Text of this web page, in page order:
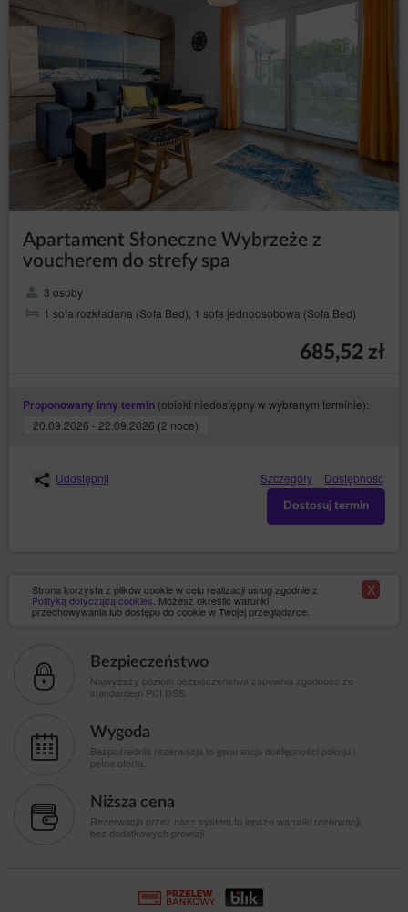
Apartament Słoneczne Wybrzeże z
voucherem do strefy spa
3 osoby
1 sofa rozkładana (Sofa Bed), 1 sofa jednoosobowa (Sofa Bed)
685,52 zł
Proponowany inny termin (obiekt niedostępny w wybranym terminie):
20.09.2026 - 22.09.2026 (2 noce)
Udostępnij Szczegóły Dostępność
Dostosuj termin
Strona korzysta z plików cookie w celu realizacji usług zgodnie z
Polityką dotyczącą cookies . Możesz określić warunki
przechowywania lub dostępu do cookie w Twojej przeglądarce.
X
Bezpieczeństwo
Najwyższy poziom bezpieczeństwa zapewnia zgodność ze
standardem PCI DSS.
Wygoda
Bezpośrednia rezerwacja to gwarancja dostępności pokoju i
pełna oferta.
Niższa cena
Rezerwacja przez nasz system to lepsze warunki rezerwacji,
bez dodatkowych prowizji.